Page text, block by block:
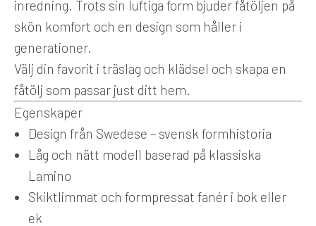
inredning. Trots sin luftiga form bjuder fåtöljen på
skön komfort och en design som håller i
generationer.
Välj din favorit i träslag och klädsel och skapa en
fåtölj som passar just ditt hem.
Egenskaper
Design från Swedese – svensk formhistoria
Låg och nätt modell baserad på klassiska
Lamino
Skiktlimmat och formpressat fanér i bok eller
ek